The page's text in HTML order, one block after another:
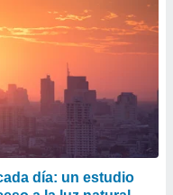
día: un estudio